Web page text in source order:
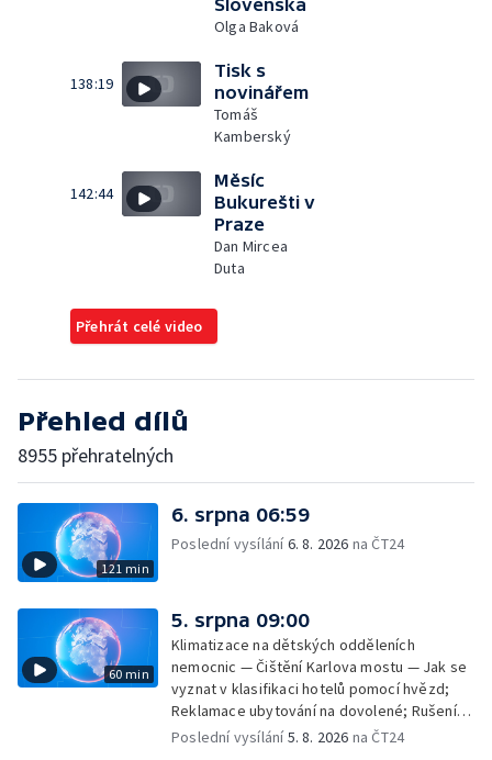
Slovenska
Olga Baková
138:19
Tisk s
novinářem
Tomáš
Kamberský
142:44
Měsíc
Bukurešti v
Praze
Dan Mircea
Duta
Přehrát celé video
Přehled dílů
8955 přehratelných
121 min
6. srpna 06:59
Poslední vysílání6. 8. 2026 na ČT24
60 min
5. srpna 09:00
Klimatizace na dětských odděleních
nemocnic — Čištění Karlova mostu — Jak se
vyznat v klasifikaci hotelů pomocí hvězd;
Reklamace ubytování na dovolené; Rušení
dovolené kvůli přírodním živlům; Práva
Poslední vysílání5. 8. 2026 na ČT24